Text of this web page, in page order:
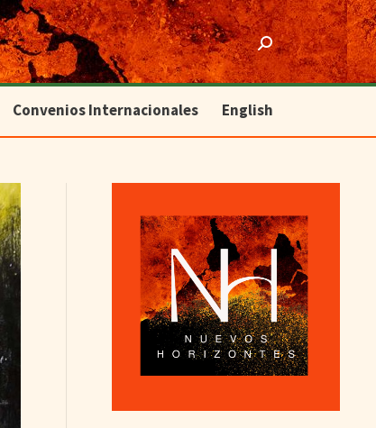
Search:
Convenios Internacionales English
Convenios Internacionales English